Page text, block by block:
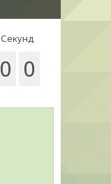
Секунд
0 0